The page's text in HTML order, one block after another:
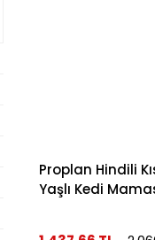
Proplan Hindili
Yaşlı Kedi